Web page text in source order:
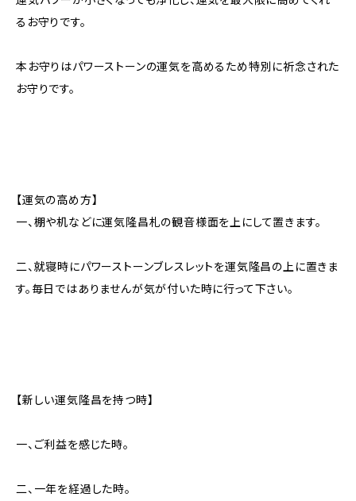
るお守りです。
本お守りはパワーストーンの運気を高めるため特別に祈念された
お守りです。
【運気の高め方】
一、棚や机などに運気隆昌札の観音様面を上にして置きます。
二、就寝時にパワーストーンブレスレットを運気隆昌の上に置きま
す。毎日ではありませんが気が付いた時に行って下さい。
【新しい運気隆昌を持つ時】
一、ご利益を感じた時。
二、一年を経過した時。